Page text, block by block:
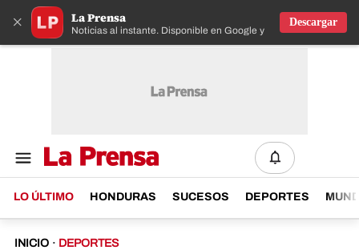
× La Prensa
Noticias al instante. Disponible en Google y IOS
Descargar
LO ÚLTIMO HONDURAS SUCESOS DEPORTES
INICIO · DEPORTES